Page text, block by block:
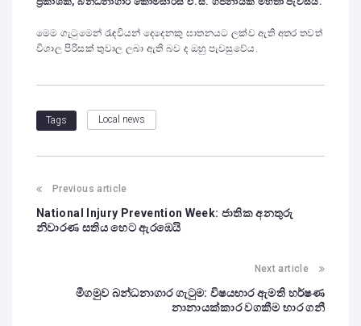
මෙම ගැටුමෙන් රැඳවියන් දෙදෙනකු ඝාතනයට ලක්ව ඇති අතර තවත්
විශාල පිරිසක් තුවාල ලබා ඇති බව ද ඔහු පැවසුවේය.
Tags Local news
Previous article
National Injury Prevention Week: ජාතික අනතුරු
නිවාරණ සතිය හෙට ඇරඹෙයි
Next article
මීගමුව බන්ධනාගාර ගැටුම: විෂයභාර ඇමති හර්ෂණ
නානායක්කාර වගකීම භාර ගනී